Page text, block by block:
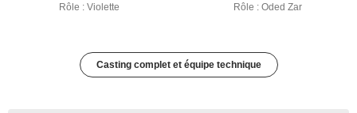
Rôle : Violette Rôle : Oded Zar
Casting complet et équipe technique